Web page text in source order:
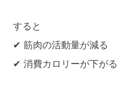
すると
✔ 筋肉の活動量が減る
✔ 消費カロリーが下がる